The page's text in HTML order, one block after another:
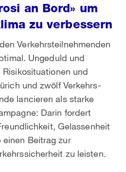
an Bord» um
zu verbessern
Verkehrsteilnehmenden
Ungeduld und
und
und zwölf Verkehrs-
lancieren als starke
Darin fordert
Gelassenheit
Beitrag zur
zu leisten.